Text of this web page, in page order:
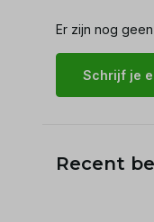
Er zijn nog
Schrijf je
Recent